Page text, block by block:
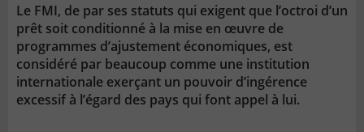
Le FMI, de par ses statuts qui exigent que l’octroi d’un
prêt soit conditionné à la mise en œuvre de
programmes d’ajustement économiques, est
considéré par beaucoup comme une institution
internationale exerçant un pouvoir d’ingérence
excessif à l’égard des pays qui font appel à lui.